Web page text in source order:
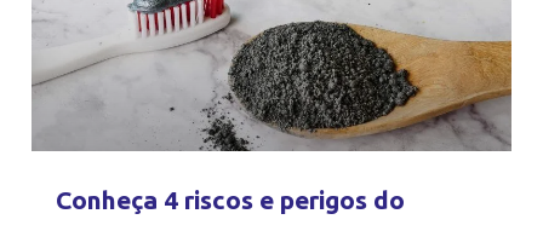
Conheça 4 riscos e perigos do